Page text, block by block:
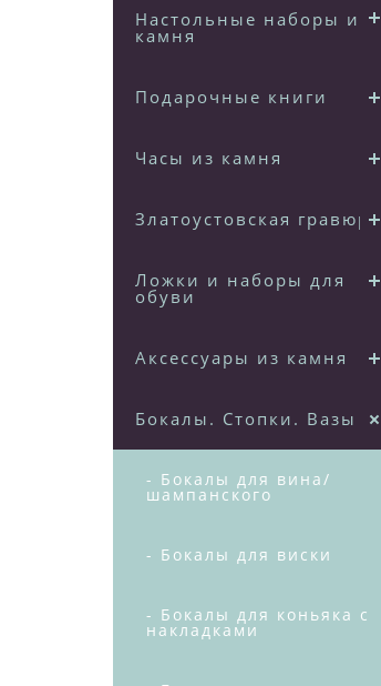
Настольные наборы из
камня
Подарочные книги
Часы из камня
Златоустовская гравюра
Ложки и наборы для
обуви
Аксессуары из камня
Бокалы. Стопки. Вазы
- Бокалы для вина/
шампанского
- Бокалы для виски
- Бокалы для коньяка с
накладками